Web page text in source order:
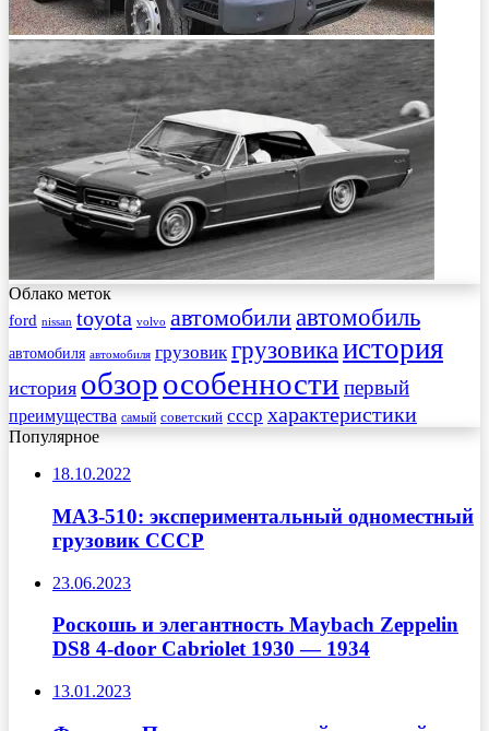
Облако меток
ford nissan toyota volvo автомобилиавтомобиль
автомобиля автомобиля грузовик грузовикаистория
история обзорособенности первый
преимущества самый советский ссср характеристики
Популярное
18.10.2022
МАЗ-510: экспериментальный одноместный
грузовик СССР
23.06.2023
Роскошь и элегантность Maybach Zeppelin
DS8 4-door Cabriolet 1930 — 1934
13.01.2023